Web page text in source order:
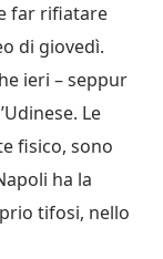
far rifiatare
di giovedì.
ieri – seppur
Le
fisico, sono
ha la
tifosi, nello